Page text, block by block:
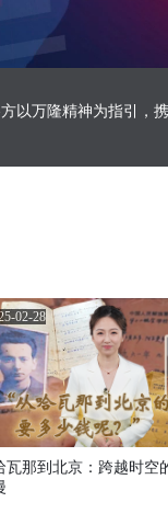
以万隆精神为指引，
02-28
瓦那到北京：跨越时空